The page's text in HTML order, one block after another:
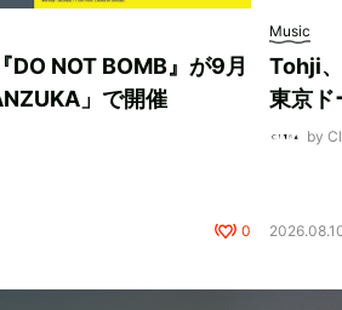
DO NOT BOMB』が9月
」で開催
0
Music
Tohji
東京ド
by